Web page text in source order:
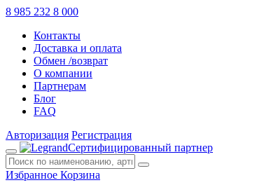
8 985 232 8 000
Контакты
Доставка и оплата
Обмен /возврат
О компании
Партнерам
Блог
FAQ
Авторизация Регистрация
Сертифицированный партнер
Избранное Корзина